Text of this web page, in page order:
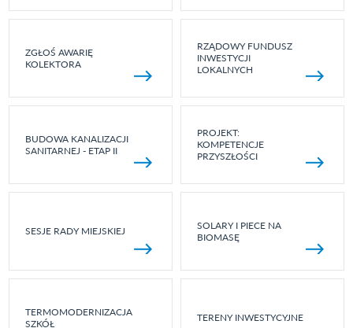
ZGŁOŚ AWARIĘ
KOLEKTORA
RZĄDOWY FUNDUSZ
INWESTYCJI
LOKALNYCH
BUDOWA KANALIZACJI
SANITARNEJ - ETAP II
PROJEKT:
KOMPETENCJE
PRZYSZŁOŚCI
SESJE RADY MIEJSKIEJ
SOLARY I PIECE NA
BIOMASĘ
TERMOMODERNIZACJA
SZKÓŁ
TERENY INWESTYCYJNE